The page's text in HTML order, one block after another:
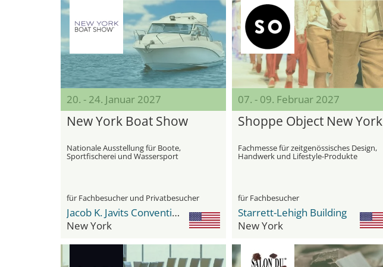
20. - 24. Januar 2027
New York Boat Show
Nationale Ausstellung für Boote,
Sportfischerei und Wassersport
für Fachbesucher und Privatbesucher
Jacob K. Javits Convention Center
New York
07. - 09. Februar 2027
Shoppe Object New York
Fachmesse für zeitgenössisches Design,
Handwerk und Lifestyle-Produkte
für Fachbesucher
Starrett-Lehigh Building
New York